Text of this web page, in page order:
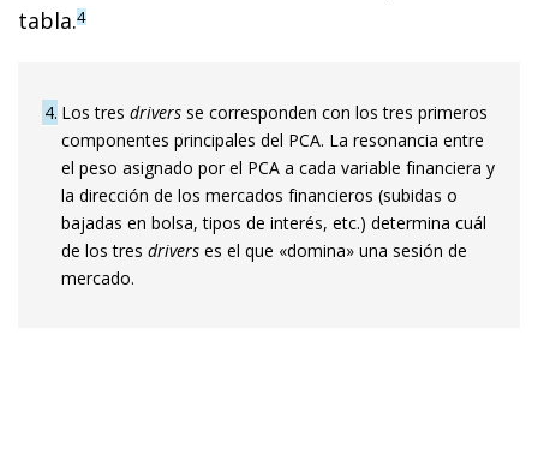
tabla.4
4 Los tres drivers se corresponden con los tres primeros
componentes principales del PCA. La resonancia entre
el peso asignado por el PCA a cada variable financiera y
la dirección de los mercados financieros (subidas o
bajadas en bolsa, tipos de interés, etc.) determina cuál
de los tres drivers es el que «domina» una sesión de
mercado.